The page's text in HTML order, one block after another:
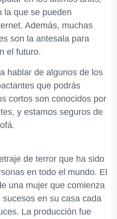
la que se pueden
Además, muchas
son la antesala para
el futuro.
hablar de algunos de los
que podrás
cortos son conocidos por
y estamos seguros de
de terror que ha sido
en todo el mundo. El
una mujer que comienza
en su casa cada
La producción fue